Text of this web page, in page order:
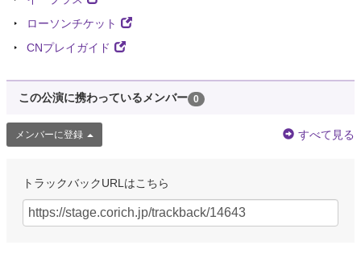
ローソンチケット
CNプレイガイド
この公演に携わっているメンバー 0
メンバーに登録 すべて見る
トラックバックURLはこちら